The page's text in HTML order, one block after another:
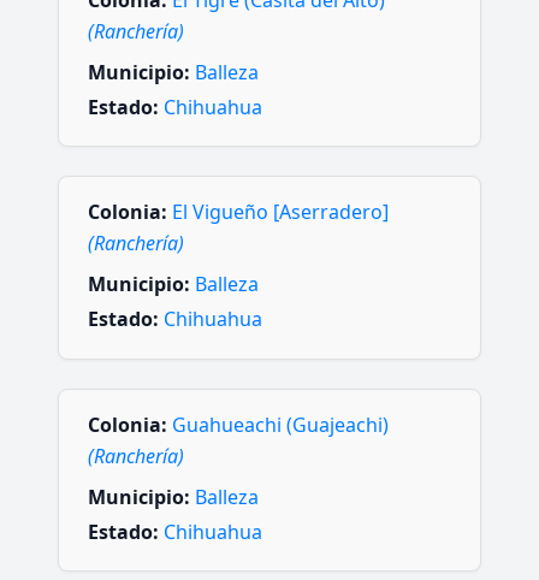
(Ranchería)
Municipio: Balleza
Estado: Chihuahua
Colonia: El Vigueño [Aserradero]
(Ranchería)
Municipio: Balleza
Estado: Chihuahua
Colonia: Guahueachi (Guajeachi)
(Ranchería)
Municipio: Balleza
Estado: Chihuahua